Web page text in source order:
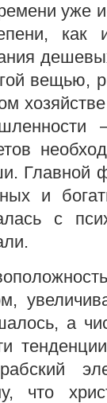
уже
как
вещью,
Главной
и
с
а
что